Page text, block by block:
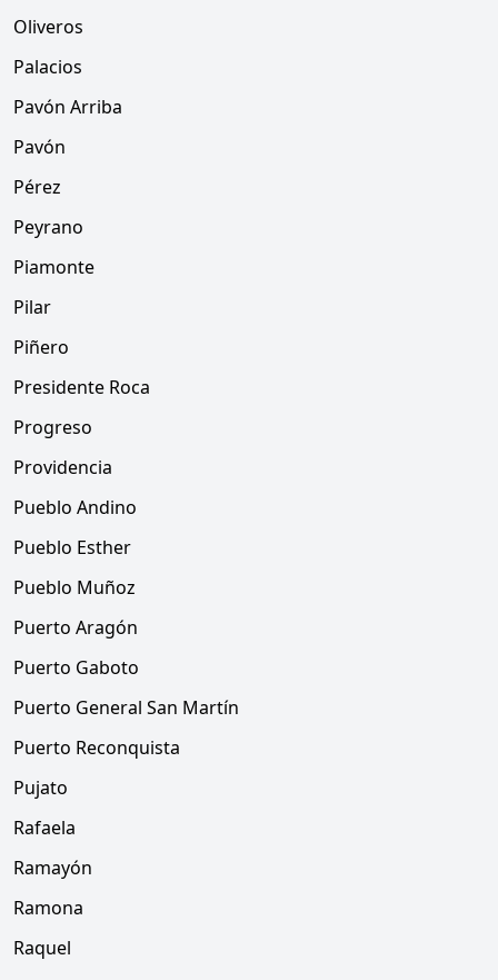
Oliveros
Palacios
Pavón Arriba
Pavón
Pérez
Peyrano
Piamonte
Pilar
Piñero
Presidente Roca
Progreso
Providencia
Pueblo Andino
Pueblo Esther
Pueblo Muñoz
Puerto Aragón
Puerto Gaboto
Puerto General San Martín
Puerto Reconquista
Pujato
Rafaela
Ramayón
Ramona
Raquel